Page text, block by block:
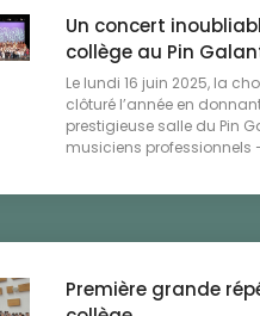
Un concert
collège au Pin
Le lundi 16 juin 2025, la
clôturé l’année en
prestigieuse salle du Pin
musiciens professionnels
Première grande